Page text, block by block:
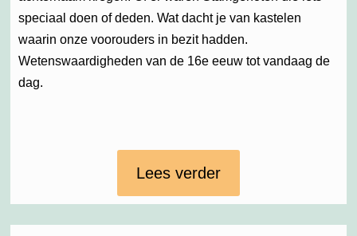
speciaal doen of deden. Wat dacht je van kastelen
waarin onze voorouders in bezit hadden.
Wetenswaardigheden van de 16e eeuw tot vandaag de
dag.
Lees verder